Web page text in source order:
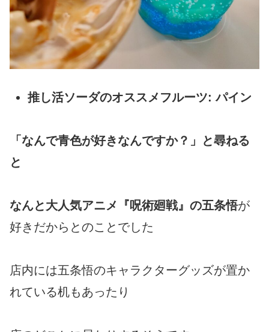
推し活ソーダのオススメフルーツ: パイン
「なんで青色が好きなんですか？」と尋ねる
と
なんと大人気アニメ『呪術廻戦』の五条悟が
好きだからとのことでした
店内には五条悟のキャラクターグッズが置か
れている机もあったり